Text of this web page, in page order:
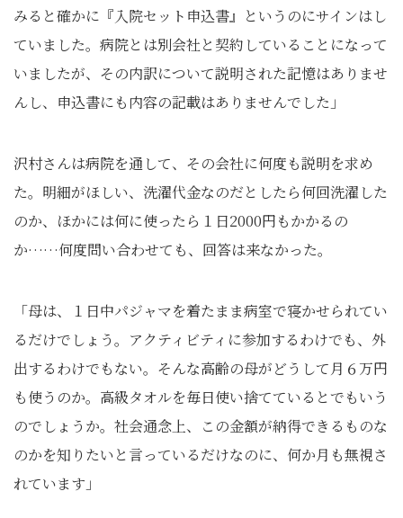
みると確かに『入院セット申込書』というのにサインはし
ていました。病院とは別会社と契約していることになって
いましたが、その内訳について説明された記憶はありませ
んし、申込書にも内容の記載はありませんでした」
沢村さんは病院を通して、その会社に何度も説明を求め
た。明細がほしい、洗濯代金なのだとしたら何回洗濯した
のか、ほかには何に使ったら１日2000円もかかるの
か……何度問い合わせても、回答は来なかった。
「母は、１日中パジャマを着たまま病室で寝かせられてい
るだけでしょう。アクティビティに参加するわけでも、外
出するわけでもない。そんな高齢の母がどうして月６万円
も使うのか。高級タオルを毎日使い捨てているとでもいう
のでしょうか。社会通念上、この金額が納得できるものな
のかを知りたいと言っているだけなのに、何か月も無視さ
れています」